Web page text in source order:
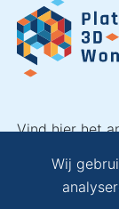
Vind hier het
Wij